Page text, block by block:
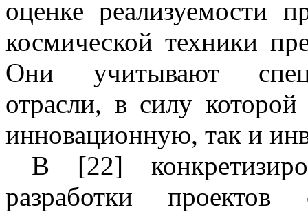
оценке реализуемости
космической техники
Они учитывают
отрасли, в силу
инновационную, так и
В [22]
разработки проектов